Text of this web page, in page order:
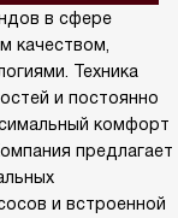
в сфере
качеством,
Техника
и постоянно
комфорт
предлагает
и встроенной